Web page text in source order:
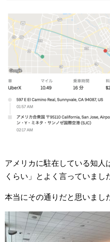
アメリカに駐在している知人
くらい」とよく言っていまし
本当にその通りだと思いまし